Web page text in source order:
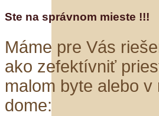
Ste na správnom mieste !!!
Máme pre Vás
ako zefektívniť
malom byte alebo v
dome: